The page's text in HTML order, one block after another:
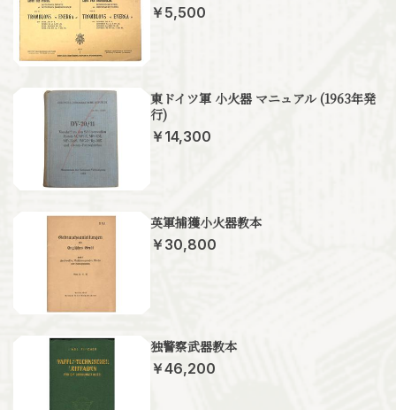
￥5,500
東ドイツ軍 小火器 マニュアル (1963年発
行)
￥14,300
英軍捕獲小火器教本
￥30,800
独警察武器教本
￥46,200